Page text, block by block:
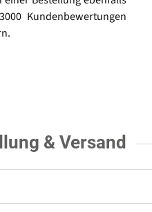
Kundenbewertungen
& Versand